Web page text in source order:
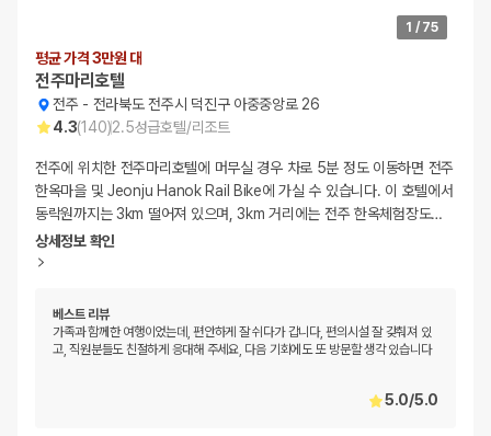
1 / 75
평균 가격 3만원 대
전주마리호텔
전주 - 전라북도 전주시 덕진구 아중중앙로 26
4.3(140)2.5성급호텔/리조트
전주에 위치한 전주마리호텔에 머무실 경우 차로 5분 정도 이동하면 전주
한옥마을 및 Jeonju Hanok Rail Bike에 가실 수 있습니다. 이 호텔에서
동락원까지는 3km 떨어져 있으며, 3km 거리에는 전주 한옥체험장도…
상세정보 확인
베스트 리뷰
가족과 함께한 여행이었는데, 편안하게 잘 쉬다가 갑니다, 편의시설 잘 갖춰져 있
고, 직원분들도 친절하게 응대해 주세요, 다음 기회에도 또 방문할 생각 있습니다
5.0/5.0